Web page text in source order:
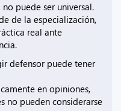
puede ser universal.
de la especialización,
real ante
defensor puede tener
en opiniones,
no pueden considerarse